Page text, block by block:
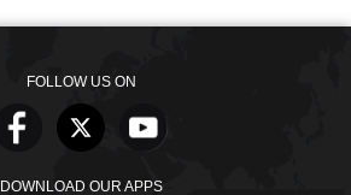
FOLLOW US ON
DOWNLOAD OUR APPS